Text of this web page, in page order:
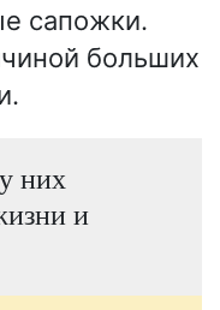
сапожки.
больших
них
и